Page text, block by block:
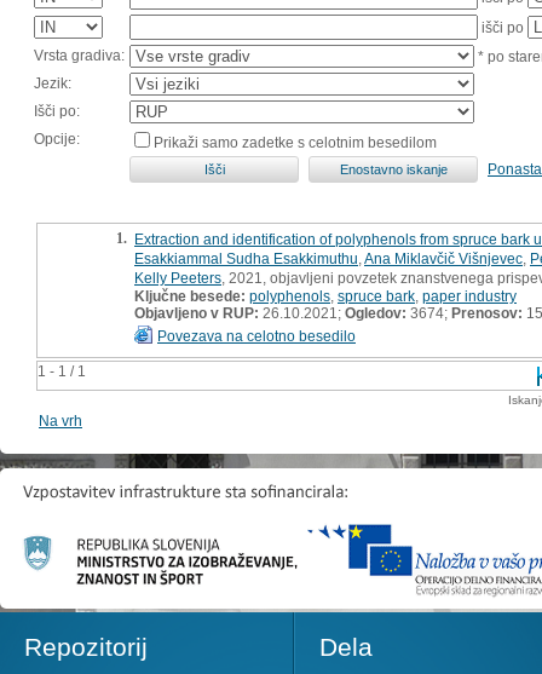
išči po
Vrsta gradiva:
* po
Jezik:
Išči po:
Opcije:
Prikaži samo zadetke s celotnim besedilom
1 - 1 / 1
1. Extraction and identification of polyphenols from spruce bark
Esakkiammal Sudha Esakkimuthu Ana Miklavčič Višnjevec
Kelly Peeters , 2021, objavljeni povzetek znanstvenega
Ključne besede: polyphenols spruce bark paper industry
Objavljeno v RUP: 26.10.2021; Ogledov: 3674; Prenosov: 15
Povezava na celotno besedilo
Na vrh
Repozitorij Dela